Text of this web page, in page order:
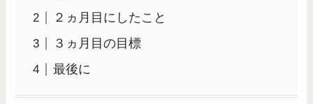
２ヵ月目にしたこと
３ヵ月目の目標
最後に